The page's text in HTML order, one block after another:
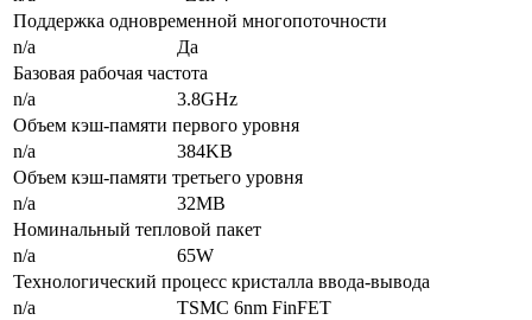
Поддержка одновременной многопоточности
n/a
Да
Базовая рабочая частота
n/a
3.8GHz
Объем кэш-памяти первого уровня
n/a
384KB
Объем кэш-памяти третьего уровня
n/a
32MB
Номинальный тепловой пакет
n/a
65W
Технологический процесс кристалла ввода-вывода
n/a
TSMC 6nm FinFET